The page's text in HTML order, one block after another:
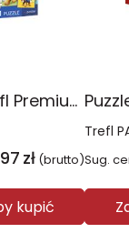
Puzzle 4x88 Trefl Premium Plus Kids Psia Straż Psi Patrol 34693
zł (brutto)
kupić
Trefl
Sug.